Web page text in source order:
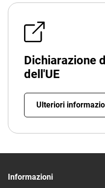
Dichiarazione
dell'UE
Ulteriori
Informazioni